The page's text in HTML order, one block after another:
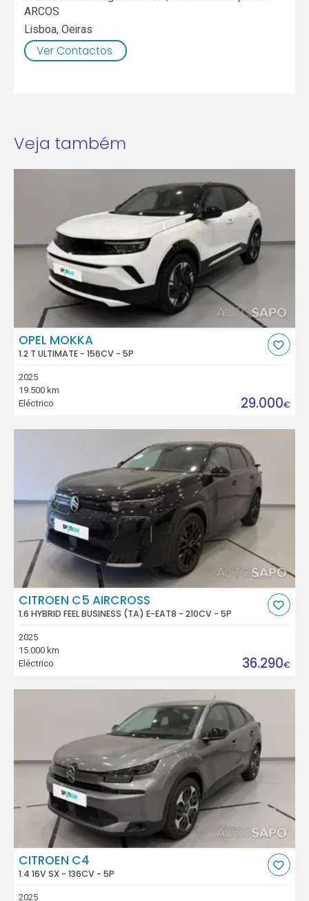
ARCOS
Lisboa,Oeiras
Ver Contactos
Veja também
OPEL MOKKA
1.2 T ULTIMATE - 156CV - 5P
2025
19.500 km
Eléctrico
29.000€
CITROEN C5 AIRCROSS
1.6 HYBRID FEEL BUSINESS (TA) E-EAT8 - 210CV - 5P
2025
15.000 km
Eléctrico
36.290€
CITROEN C4
1.4 16V SX - 136CV - 5P
2025